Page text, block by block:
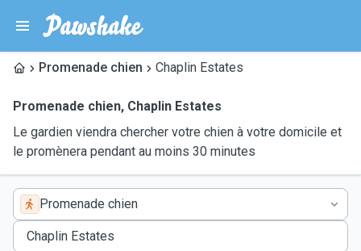
Promenade chien Chaplin Estates
Promenade chien, Chaplin Estates
Le gardien viendra chercher votre chien à votre domicile et
le promènera pendant au moins 30 minutes
Promenade chien